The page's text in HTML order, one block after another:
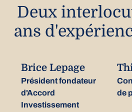
Deux
ans
Brice Lepage
Président fondateur
d'Accord
Investissement
de